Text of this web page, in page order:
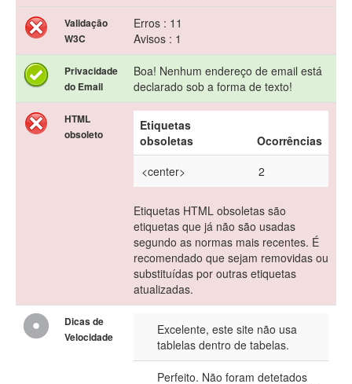
Validação
W3C
Erros : 11
Avisos : 1
Privacidade
do Email
Boa! Nenhum endereço de email está
declarado sob a forma de texto!
HTML
obsoleto
Etiquetas
obsoletas
Ocorrências
<center>
2
Etiquetas HTML obsoletas são
etiquetas que já não são usadas
segundo as normas mais recentes. É
recomendado que sejam removidas ou
substituídas por outras etiquetas
atualizadas.
Dicas de
Velocidade
Excelente, este site não usa
tablelas dentro de tabelas.
Perfeito. Não foram detetados